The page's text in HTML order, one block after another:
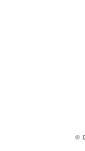
©